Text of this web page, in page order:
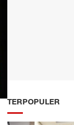
TERPOPULER